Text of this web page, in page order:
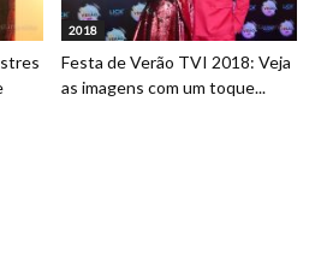
2018
Festa de Verão TVI 2018: Veja
as imagens com um toque...